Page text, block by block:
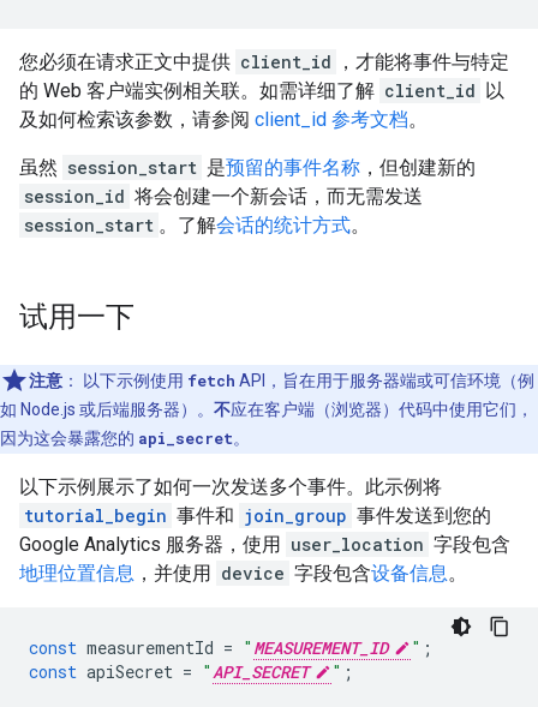
您必须在请求正文中提供 client_id
，才能将事件与特定
的 Web 客户端实例相关联。如需详细了解 client_id 以
及如何检索该参数，请参阅 client_id 参考文档。
虽然 session_start 是预留的事件名称 ，但创建新的
session_id 将会创建一个新会话，而无需发送
session_start 。了解会话的统计方式。
试用一下
注意 ： 以下示例使用 fetch API，旨在用于服务器端或可信环境（例
如 Node.js 或后端服务器）。 不应在客户端（浏览器）代码中使用它们，
因为这会暴露您的 api_secret。
以下示例展示了如何一次发送多个事件。此示例将
tutorial_begin 事件和 join_group 事件发送到您的
Google Analytics 服务器，使用 user_location 字段包含
地理位置信息 ，并使用 device 字段包含设备信息。
const measurementId = " MEASUREMENT_ID " ;
const apiSecret = "API_SECRET " ;